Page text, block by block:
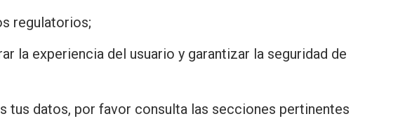
regulatorios;
la experiencia del usuario y garantizar la seguridad de
tus datos, por favor consulta las secciones pertinentes